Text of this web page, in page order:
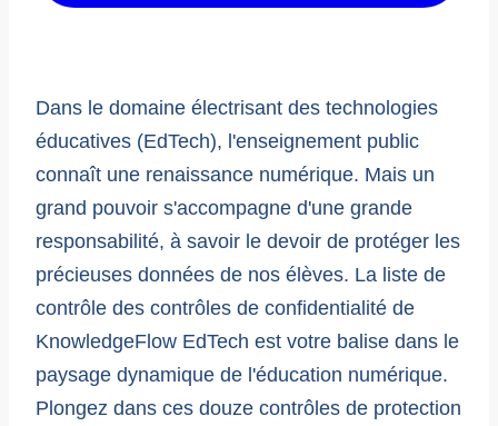
Dans le domaine électrisant des technologies
éducatives (EdTech), l'enseignement public
connaît une renaissance numérique. Mais un
grand pouvoir s'accompagne d'une grande
responsabilité, à savoir le devoir de protéger les
précieuses données de nos élèves. La liste de
contrôle des contrôles de confidentialité de
KnowledgeFlow EdTech est votre balise dans le
paysage dynamique de l'éducation numérique.
Plongez dans ces douze contrôles de protection